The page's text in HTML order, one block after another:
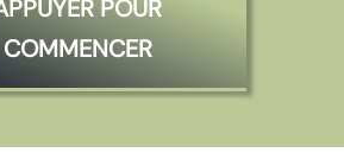
POUR
COMMENCER